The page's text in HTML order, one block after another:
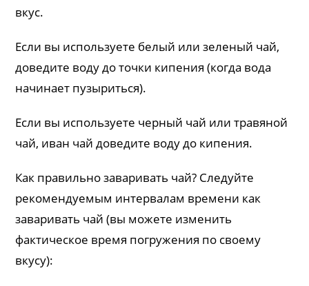
вкус.
Если вы используете белый или зеленый чай,
доведите воду до точки кипения (когда вода
начинает пузыриться).
Если вы используете черный чай или травяной
чай, иван чай доведите воду до кипения.
Как правильно заваривать чай? Следуйте
рекомендуемым интервалам времени как
заваривать чай (вы можете изменить
фактическое время погружения по своему
вкусу):